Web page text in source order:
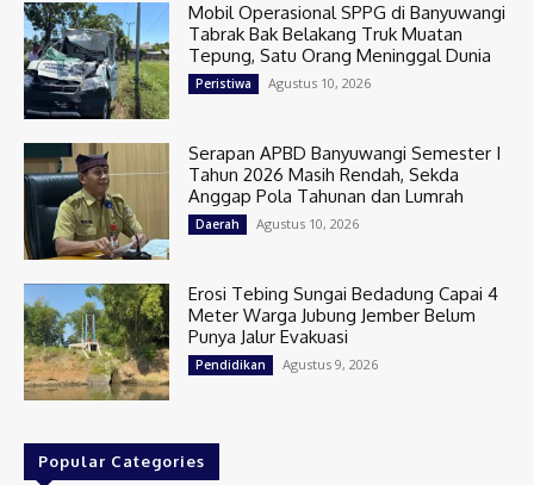
Mobil Operasional SPPG di Banyuwangi
Tabrak Bak Belakang Truk Muatan
Tepung, Satu Orang Meninggal Dunia
Peristiwa Agustus 10, 2026
Serapan APBD Banyuwangi Semester I
Tahun 2026 Masih Rendah, Sekda
Anggap Pola Tahunan dan Lumrah
Daerah Agustus 10, 2026
Erosi Tebing Sungai Bedadung Capai 4
Meter Warga Jubung Jember Belum
Punya Jalur Evakuasi
Pendidikan Agustus 9, 2026
Popular Categories